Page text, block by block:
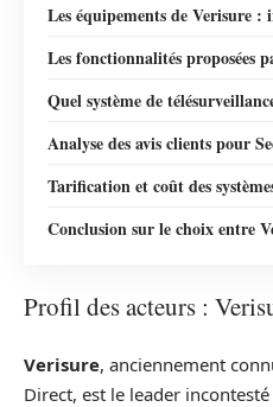
Les équipements de Verisure
Les fonctionnalités proposées
Quel système de
Analyse des avis clients pour
Tarification et coût des
Conclusion sur le choix entre
Profil des acteurs :
Verisure, anciennement
Direct, est le leader